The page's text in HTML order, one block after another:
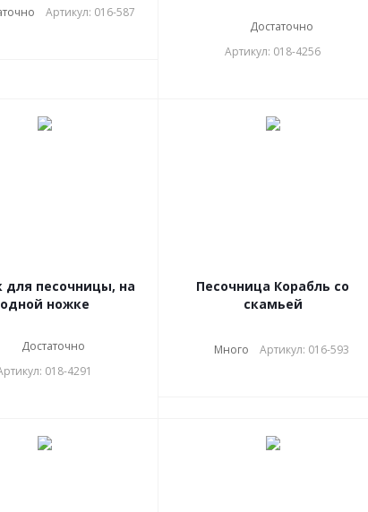
Артикул: 016-587
Достаточно
Артикул: 018-4256
для песочницы, на
одной ножке
Достаточно
018-4291
Песочница Корабль со
скамьей
Много Артикул: 016-593